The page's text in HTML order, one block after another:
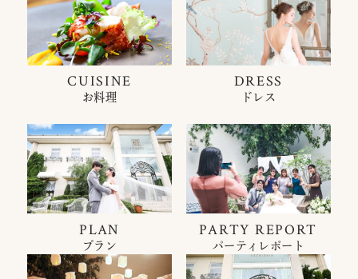
CUISINE
お料理
DRESS
ドレス
PLAN
プラン
PARTY REPORT
パーティレポート